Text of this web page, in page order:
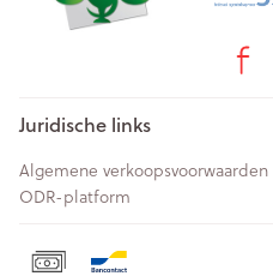
Juridische links
Algemene verkoopsvoorwaarden
ODR-platform